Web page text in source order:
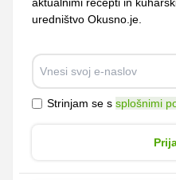
uredništvo Okusno.je.
Strinjam se s splošnimi